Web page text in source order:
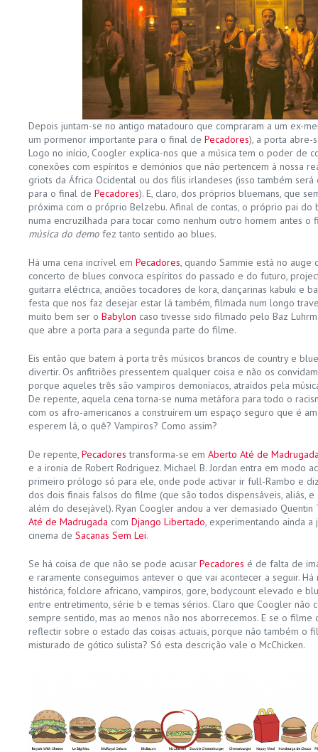
Depois juntam-se no antigo matadouro que compraram a um ex-
um pormenor importante para o final de Pecadores), a porta abre-
Logo no início, Coogler explica-nos que a música tem o poder de
conexões com espíritos e demónios que não pertencem à nossa
griots da África Ocidental ou dos filis irlandeses (isso também
para o final de Pecadores). E, claro, dos próprios bluemans, que
próxima com o próprio Belzebu. Afinal de contas, o próprio pai do
numa encruzilhada para tocar como nenhum outro homem antes o
música do demo fez tanto sentido ao blues.
Há uma cena incrível em Pecadores, quando Sammie está no
concerto de blues convoca espíritos do passado e do futuro,
guitarra eléctrica, anciões tocadores de kora, dançarinas kabuki e
festa que nos faz desejar estar lá também, filmada num longo
muito bem ser o Babylon caso tivesse sido filmado pelo Baz
que abre a porta para a segunda parte do filme.
Eis então que batem à porta três músicos brancos de country e
divertir. Os anfitriões pressentem qualquer coisa e não os
porque aqueles três são vampiros demoníacos, atraídos pela
De repente, aquela cena torna-se numa metáfora para todo o
com os afro-americanos a construírem um espaço seguro que é
esperem lá, o quê? Vampiros? Como assim?
De repente, Pecadores transforma-se em Aberto Até de
e a ironia de Robert Rodriguez. Michael B. Jordan entra em modo
primeiro prólogo só para ele, onde pode activar ir full-Rambo e
dos dois finais falsos do filme (que são todos dispensáveis, aliás,
além do desejável). Ryan Coogler andou a ver demasiado
Até de Madrugada com Django Libertado, experimentando ainda
cinema de Sacanas Sem Lei.
Se há coisa de que não se pode acusar Pecadores é de falta de
e raramente conseguimos antever o que vai acontecer a seguir.
histórica, folclore africano, vampiros, gore, bodycount elevado e
entre entretimento, série b e temas sérios. Claro que Coogler não
sempre sentido, mas ao menos não nos aborrecemos. E se o
reflectir sobre o estado das coisas actuais, porque não também o
misturado de gótico sulista? Só esta descrição vale o McChicken.